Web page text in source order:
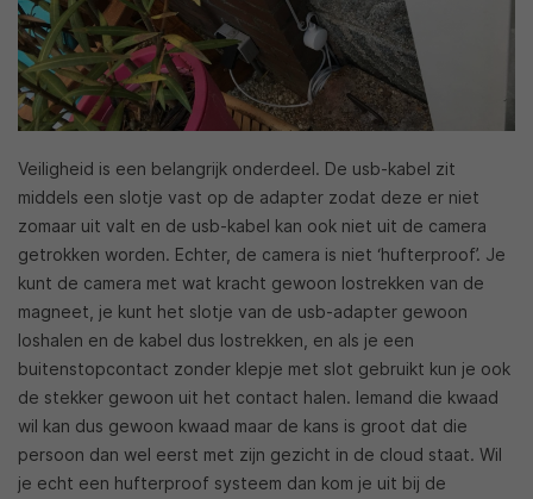
Veiligheid is een belangrijk onderdeel. De usb-kabel zit
middels een slotje vast op de adapter zodat deze er niet
zomaar uit valt en de usb-kabel kan ook niet uit de camera
getrokken worden. Echter, de camera is niet ‘hufterproof’. Je
kunt de camera met wat kracht gewoon lostrekken van de
magneet, je kunt het slotje van de usb-adapter gewoon
loshalen en de kabel dus lostrekken, en als je een
buitenstopcontact zonder klepje met slot gebruikt kun je ook
de stekker gewoon uit het contact halen. Iemand die kwaad
wil kan dus gewoon kwaad maar de kans is groot dat die
persoon dan wel eerst met zijn gezicht in de cloud staat. Wil
je echt een hufterproof systeem dan kom je uit bij de